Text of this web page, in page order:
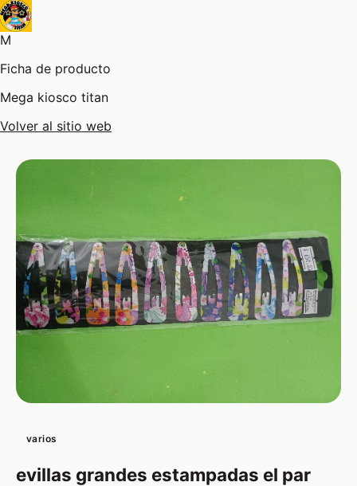
M
Ficha de producto
Mega kiosco titan
Volver al sitio web
varios
evillas grandes estampadas el par